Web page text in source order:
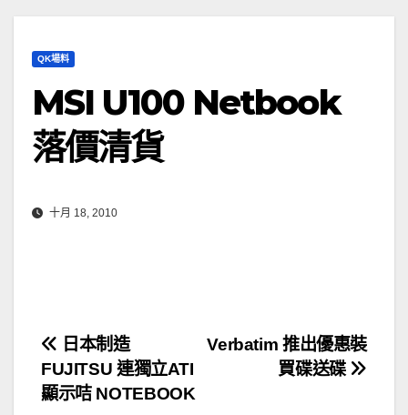
QK場料
MSI U100 Netbook
落價清貨
十月 18, 2010
文
章
Verbatim 推出優惠裝
買碟送碟
日本制造
FUJITSU 連獨立ATI
顯示咭 NOTEBOOK